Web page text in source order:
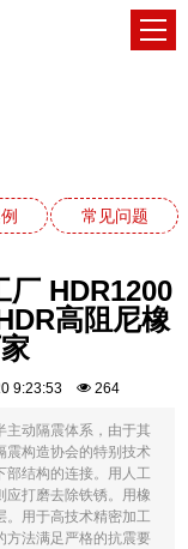
常见问题
厂 HDR1200
高阻尼橡
9:23:53 264
主动隔震体系，由于其
震构造协会的特别技术
部结构的连接。用人工
应打磨去除铁锈。用橡
。用于高技术精密加工
方法满足严格的抗震要